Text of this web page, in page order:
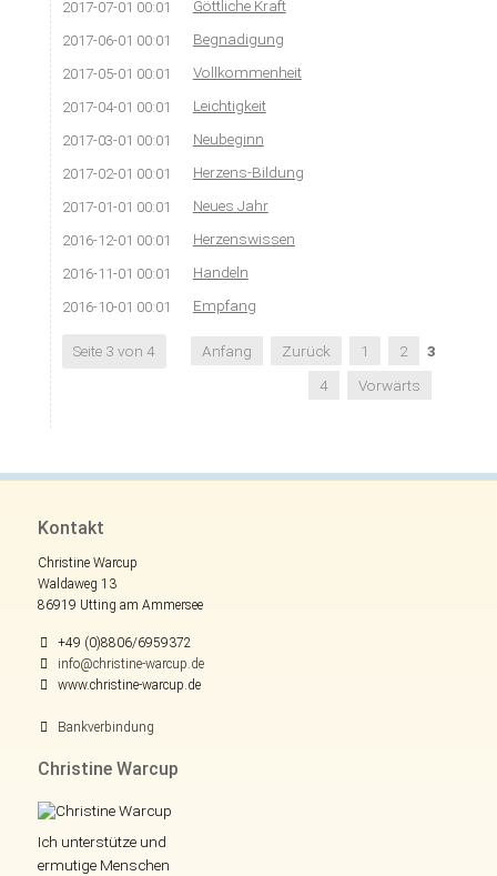
2017-07-01 00:01 Göttliche Kraft
2017-06-01 00:01 Begnadigung
2017-05-01 00:01 Vollkommenheit
2017-04-01 00:01 Leichtigkeit
2017-03-01 00:01 Neubeginn
2017-02-01 00:01 Herzens-Bildung
2017-01-01 00:01 Neues Jahr
2016-12-01 00:01 Herzenswissen
2016-11-01 00:01 Handeln
2016-10-01 00:01 Empfang
Seite 3 von 4 Anfang Zurück 1 2
3
4
Vorwärts
Kontakt
Christine Warcup
Waldaweg 13
86919 Utting am Ammersee
+49 (0)8806/6959372
info@christine-warcup.de
www.christine-warcup.de
Bankverbindung
Christine Warcup
Ich unterstütze und
ermutige Menschen